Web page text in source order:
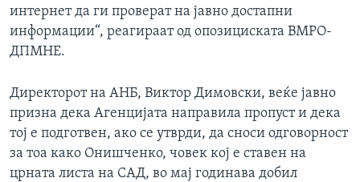
интернет да ги проверат на јавно достапни
информации“, реагираат од опозициската ВМРО-
ДПМНЕ.
Директорот на АНБ, Виктор Димовски, веќе јавно
призна дека Агенцијата направила пропуст и дека
тој е подготвен, ако се утврди, да сноси одговорност
за тоа како Онишченко, човек кој е ставен на
црната листа на САД, во мај годинава добил